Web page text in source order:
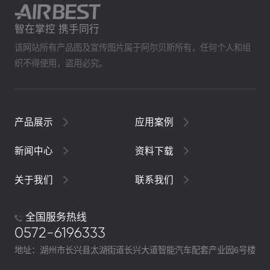
智在掌控 携手同行
该网站所有产品图及宣传图片属于阿尔贝斯所有，任何个人和组
织不得使用，盗用必究。
产品展示 应用案例
新闻中心 资料下载
关于我们 联系我们
全国服务热线
0572-6196333
地址：湖州市长兴县太湖街道长兴大道智能汽车配套产业园6号楼